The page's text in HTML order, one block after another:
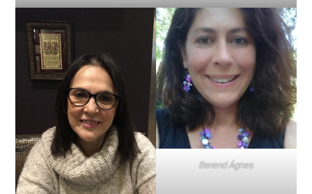
Berend Ágnes